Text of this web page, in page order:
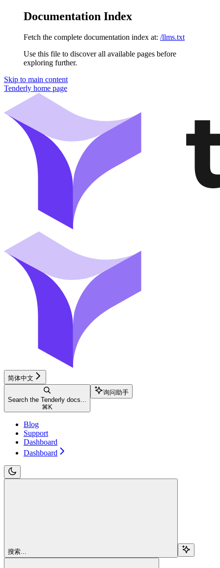
Documentation Index
Fetch the complete documentation index at: /llms.txt
Use this file to discover all available pages before
exploring further.
Skip to main content
Tenderly home page
简体中文
Search the Tenderly docs...
⌘ K
询问助手
Blog
Support
Dashboard
Dashboard
搜索...